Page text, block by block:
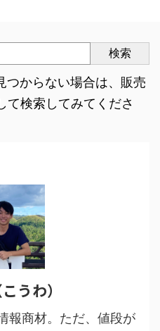
検索
からない場合は、販売
て検索してみてくださ
うわ）
報商材。ただ、値段が